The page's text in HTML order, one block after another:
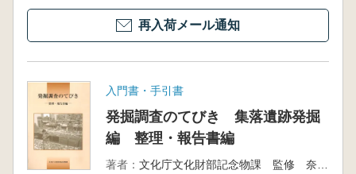
再入荷メール通知
入門書・手引書
発掘調査のてびき 集落遺跡発掘
編 整理・報告書編
著者：